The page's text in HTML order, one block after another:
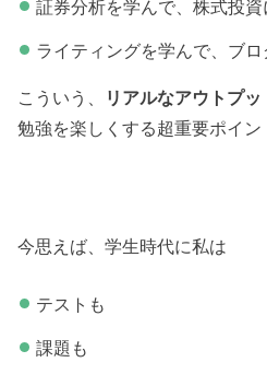
証券分析を学んで、株式投資
ライティングを学んで、ブ
こういう、 リアルなアウトプ
勉強を楽しくする超重要ポイン
今思えば、学生時代に私は
テストも
課題も